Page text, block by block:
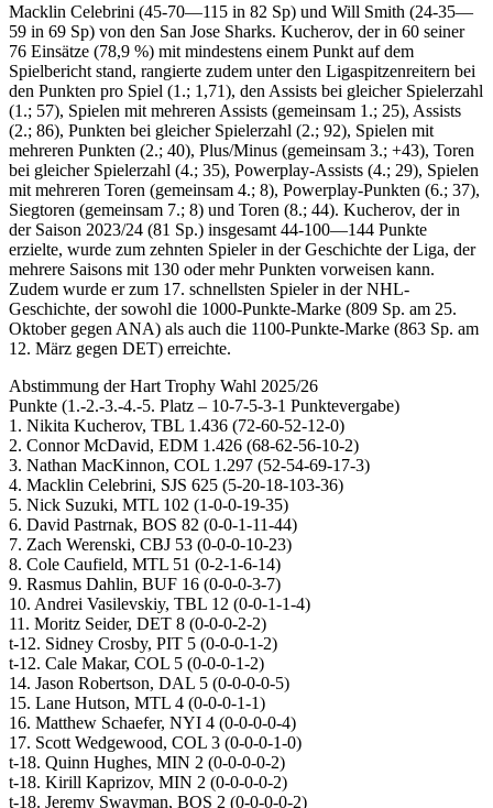
Macklin Celebrini (45-70—115 in 82 Sp) und Will Smith (24-35—
59 in 69 Sp) von den San Jose Sharks. Kucherov, der in 60 seiner
76 Einsätze (78,9 %) mit mindestens einem Punkt auf dem
Spielbericht stand, rangierte zudem unter den Ligaspitzenreitern bei
den Punkten pro Spiel (1.; 1,71), den Assists bei gleicher Spielerzahl
(1.; 57), Spielen mit mehreren Assists (gemeinsam 1.; 25), Assists
(2.; 86), Punkten bei gleicher Spielerzahl (2.; 92), Spielen mit
mehreren Punkten (2.; 40), Plus/Minus (gemeinsam 3.; +43), Toren
bei gleicher Spielerzahl (4.; 35), Powerplay-Assists (4.; 29), Spielen
mit mehreren Toren (gemeinsam 4.; 8), Powerplay-Punkten (6.; 37),
Siegtoren (gemeinsam 7.; 8) und Toren (8.; 44). Kucherov, der in
der Saison 2023/24 (81 Sp.) insgesamt 44-100—144 Punkte
erzielte, wurde zum zehnten Spieler in der Geschichte der Liga, der
mehrere Saisons mit 130 oder mehr Punkten vorweisen kann.
Zudem wurde er zum 17. schnellsten Spieler in der NHL-
Geschichte, der sowohl die 1000-Punkte-Marke (809 Sp. am 25.
Oktober gegen ANA) als auch die 1100-Punkte-Marke (863 Sp. am
12. März gegen DET) erreichte.
Abstimmung der Hart Trophy Wahl 2025/26
Punkte (1.-2.-3.-4.-5. Platz – 10-7-5-3-1 Punktevergabe)
1. Nikita Kucherov, TBL 1.436 (72-60-52-12-0)
2. Connor McDavid, EDM 1.426 (68-62-56-10-2)
3. Nathan MacKinnon, COL 1.297 (52-54-69-17-3)
4. Macklin Celebrini, SJS 625 (5-20-18-103-36)
5. Nick Suzuki, MTL 102 (1-0-0-19-35)
6. David Pastrnak, BOS 82 (0-0-1-11-44)
7. Zach Werenski, CBJ 53 (0-0-0-10-23)
8. Cole Caufield, MTL 51 (0-2-1-6-14)
9. Rasmus Dahlin, BUF 16 (0-0-0-3-7)
10. Andrei Vasilevskiy, TBL 12 (0-0-1-1-4)
11. Moritz Seider, DET 8 (0-0-0-2-2)
t-12. Sidney Crosby, PIT 5 (0-0-0-1-2)
t-12. Cale Makar, COL 5 (0-0-0-1-2)
14. Jason Robertson, DAL 5 (0-0-0-0-5)
15. Lane Hutson, MTL 4 (0-0-0-1-1)
16. Matthew Schaefer, NYI 4 (0-0-0-0-4)
17. Scott Wedgewood, COL 3 (0-0-0-1-0)
t-18. Quinn Hughes, MIN 2 (0-0-0-0-2)
t-18. Kirill Kaprizov, MIN 2 (0-0-0-0-2)
t-18. Jeremy Swayman, BOS 2 (0-0-0-0-2)